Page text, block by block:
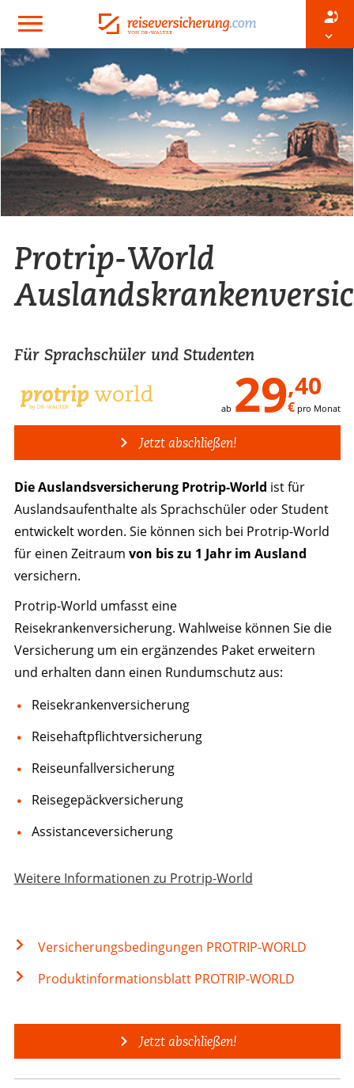
Protrip-World
Für Sprachschüler und Studenten
ab 29,40
€pro Monat
Jetzt abschließen!
Die Auslandsversicherung Protrip-World ist für
Auslandsaufenthalte als Sprachschüler oder Student
entwickelt worden. Sie können sich bei Protrip-World
für einen Zeitraum von bis zu 1 Jahr im Ausland
versichern.
Protrip-World umfasst eine
Reisekrankenversicherung. Wahlweise können Sie die
Versicherung um ein ergänzendes Paket erweitern
und erhalten dann einen Rundumschutz aus:
Reisekrankenversicherung
Reisehaftpflichtversicherung
Reiseunfallversicherung
Reisegepäckversicherung
Assistanceversicherung
Weitere Informationen zu Protrip-World
Versicherungsbedingungen PROTRIP-WORLD
Produktinformationsblatt PROTRIP-WORLD
Jetzt abschließen!